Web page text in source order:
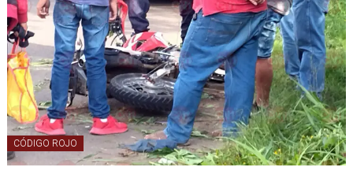
CÓDIGO ROJO